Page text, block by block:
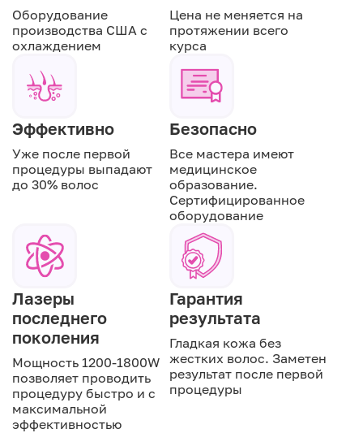
Оборудование
производства США с
охлаждением
Цена не меняется на
протяжении всего
курса
Эффективно
Уже после первой
процедуры выпадают
до 30% волос
Безопасно
Все мастера имеют
медицинское
образование.
Сертифицированное
оборудование
Лазеры
последнего
поколения
Мощность 1200-1800W
позволяет проводить
процедуру быстро и с
максимальной
эффективностью
Гарантия
результата
Гладкая кожа без
жестких волос. Заметен
результат после первой
процедуры